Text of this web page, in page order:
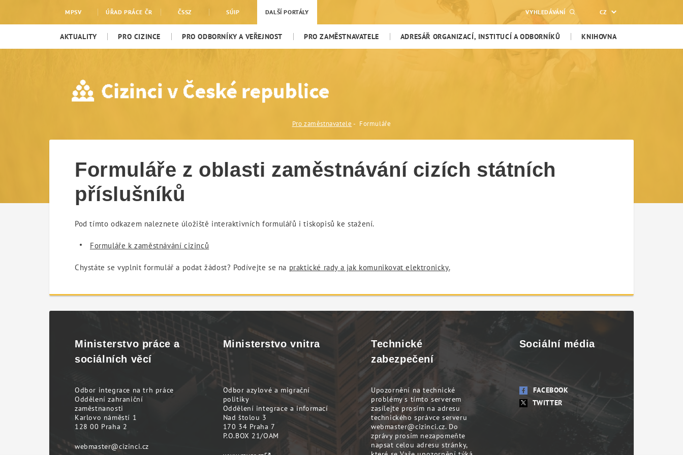
Formuláře
MPSV ÚŘAD PRÁCE ČR ČSSZ SÚIP DALŠÍ PORTÁLY VYHLEDÁVÁNÍ CZ
AKTUALITY PRO CIZINCE PRO ODBORNÍKY A VEŘEJNOST PRO ZAMĚSTNAVATELE ADRESÁŘ ORGANIZACÍ, INSTITUCÍ A ODBORNÍKŮ KNIHOVNA
Pro zaměstnavatele Formuláře
Formuláře z oblasti zaměstnávání cizích státních
příslušníků
Pod tímto odkazem naleznete úložiště interaktivních formulářů i tiskopisů ke stažení.
Formuláře k zaměstnávání cizinců
Chystáte se vyplnit formulář a podat žádost? Podívejte se na praktické rady a jak komunikovat elektronicky.
Ministerstvo práce a
sociálních věcí
Odbor integrace na trh práce
Oddělení zahraniční
zaměstnanosti
Karlovo náměstí 1
128 00 Praha 2
webmaster@cizinci.cz
Ministerstvo vnitra
Odbor azylové a migrační
politiky
Oddělení integrace a informací
Nad štolou 3
170 34 Praha 7
P.O.BOX 21/OAM
Technické
zabezpečení
Upozornění na technické
problémy s tímto serverem
zasílejte prosím na adresu
technického správce serveru
webmaster@cizinci.cz. Do
zprávy prosím nezapomeňte
napsat celou adresu stránky,
Sociální média
FACEBOOK
TWITTER